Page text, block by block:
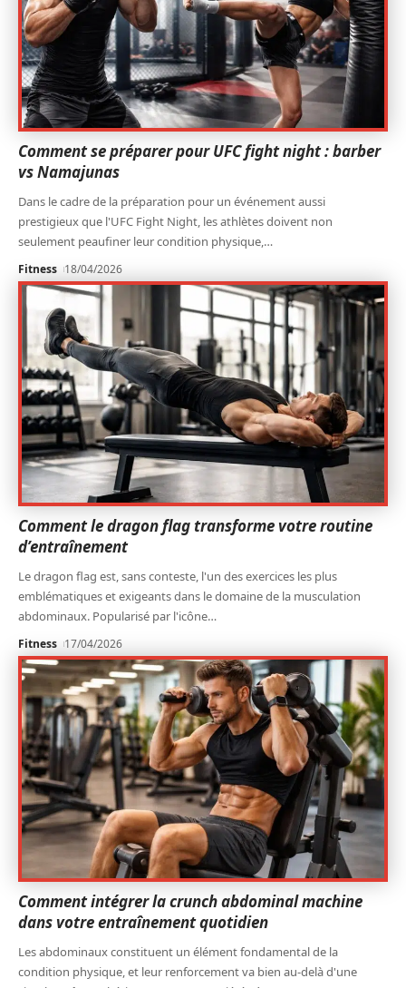
Comment se préparer pour UFC fight night : barber
vs Namajunas
Dans le cadre de la préparation pour un événement aussi
prestigieux que l'UFC Fight Night, les athlètes doivent non
seulement peaufiner leur condition physique, …
Fitness 18/04/2026
Comment le dragon flag transforme votre routine
d’entraînement
Le dragon flag est, sans conteste, l'un des exercices les plus
emblématiques et exigeants dans le domaine de la musculation
abdominaux. Popularisé par l'icône…
Fitness 17/04/2026
Comment intégrer la crunch abdominal machine
dans votre entraînement quotidien
Les abdominaux constituent un élément fondamental de la
condition physique, et leur renforcement va bien au-delà d'une